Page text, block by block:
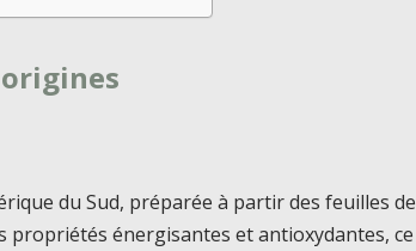
du Sud, préparée à partir des feuilles de
propriétés énergisantes et antioxydantes, ce